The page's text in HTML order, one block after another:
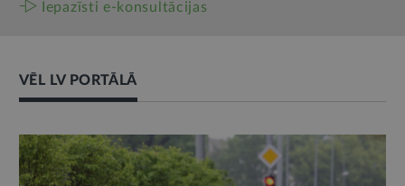
Iepazīsti e-konsultācijas
VĒL LV PORTĀLĀ